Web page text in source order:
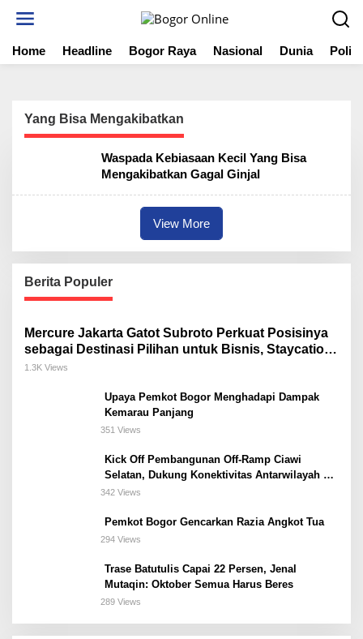
t
Home Headline Bogor Raya Nasional Dunia
Yang Bisa Mengakibatkan
Waspada Kebiasaan Kecil Yang Bisa
Mengakibatkan Gagal Ginjal
View More
Berita Populer
Mercure Jakarta Gatot Subroto Perkuat Posisinya
sebagai Destinasi Pilihan untuk Bisnis, Staycation,
Meeting, dan Kuliner di Jakarta Selatan
1.3K Views
Upaya Pemkot Bogor Menghadapi Dampak
Kemarau Panjang
351 Views
Kick Off Pembangunan Off-Ramp Ciawi
Selatan, Dukung Konektivitas Antarwilayah di
Bogor Selatan
342 Views
Pemkot Bogor Gencarkan Razia Angkot Tua
294 Views
Trase Batutulis Capai 22 Persen, Jenal
Mutaqin: Oktober Semua Harus Beres
289 Views